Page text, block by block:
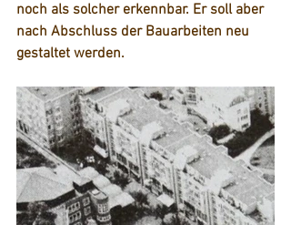
noch als solcher erkennbar. Er soll aber
nach Abschluss der Bauarbeiten neu
gestaltet werden.